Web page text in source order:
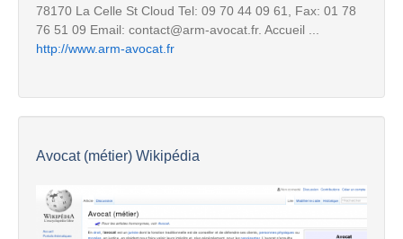
78170 La Celle St Cloud Tel: 09 70 44 09 61, Fax: 01 78
76 51 09 Email: contact@arm-avocat.fr. Accueil ...
http://www.arm-avocat.fr
Avocat (métier) Wikipédia